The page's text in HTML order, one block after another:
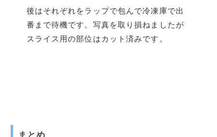
後はそれぞれをラップで包んで冷凍庫で出
番まで待機です。写真を取り損ねましたが
スライス用の部位はカット済みです。